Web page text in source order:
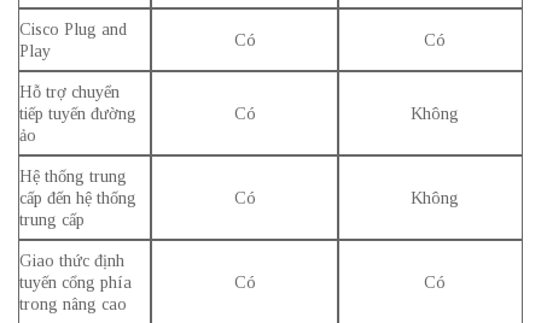
Cisco Plug and
Play
Có Có
Hỗ trợ chuyển
tiếp tuyến đường
ảo
Có Không
Hệ thống trung
cấp đến hệ thống
trung cấp
Có Không
Giao thức định
tuyến cổng phía
trong nâng cao
Có Có